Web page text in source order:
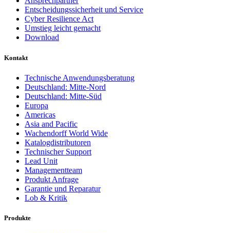
Entscheidungssicherheit und Service
Cyber Resilience Act
Umstieg leicht gemacht
Download
Kontakt
Technische Anwendungsberatung
Deutschland: Mitte-Nord
Deutschland: Mitte-Süd
Europa
Americas
Asia and Pacific
Wachendorff World Wide
Katalogdistributoren
Technischer Support
Lead Unit
Managementteam
Produkt Anfrage
Garantie und Reparatur
Lob & Kritik
Produkte